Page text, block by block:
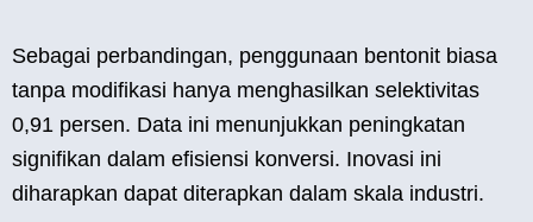
Sebagai perbandingan, penggunaan bentonit biasa
tanpa modifikasi hanya menghasilkan selektivitas
0,91 persen. Data ini menunjukkan peningkatan
signifikan dalam efisiensi konversi. Inovasi ini
diharapkan dapat diterapkan dalam skala industri.